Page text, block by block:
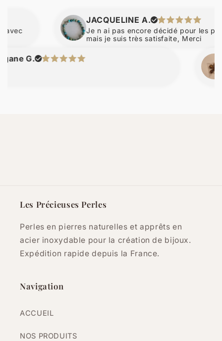
JACQUELINE A.
Je n ai pas encore décidé pour les perles
mais je suis très satisfaite, Merci
G.
Les Précieuses Perles
Perles en pierres naturelles et apprêts en
acier inoxydable pour la création de bijoux.
Expédition rapide depuis la France.
Navigation
ACCUEIL
NOS PRODUITS